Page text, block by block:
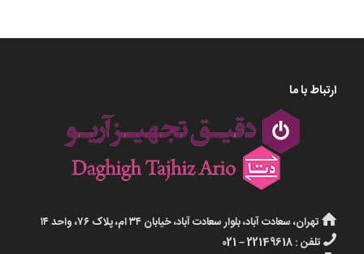
ارتباط با ما
تهران، سعادت آباد، بلوار سعادت آباد، خیابان ۳۴ ام، پلاک ۷۶، واحد ۱۴
تلفن : 22149618 – 021